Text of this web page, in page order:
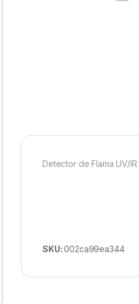
Detector de Flama UV/IR
SKU:002ca99ea344